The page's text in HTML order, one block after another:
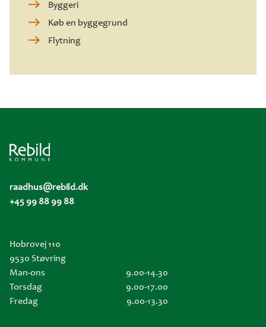
Byggeri
Køb en byggegrund
Flytning
raadhus@rebild.dk
+45 99 88 99 88
Hobrovej 110
9530 Støvring
Man-ons
9.00-14.30
Torsdag
9.00-17.00
Fredag
9.00-13.30